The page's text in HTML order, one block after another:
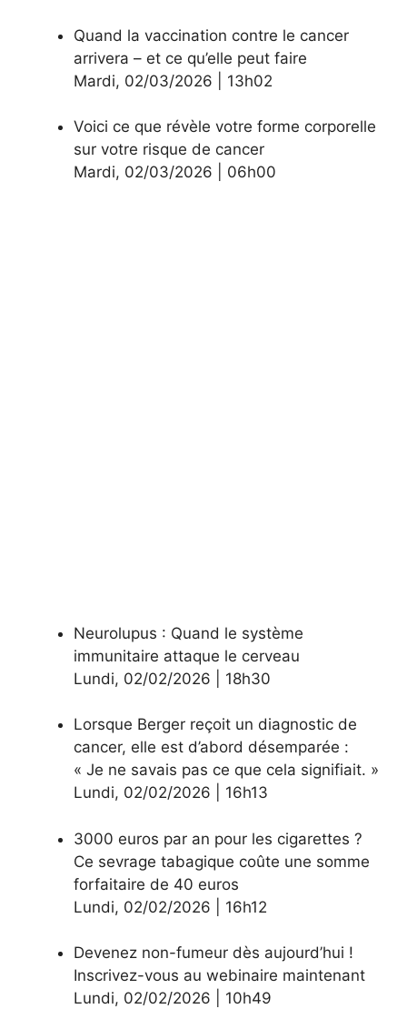
Quand la vaccination contre le cancer
arrivera – et ce qu’elle peut faire
Mardi, 02/03/2026 13h02
Voici ce que révèle votre forme corporelle
sur votre risque de cancer
Mardi, 02/03/2026 06h00
Neurolupus : Quand le système
immunitaire attaque le cerveau
Lundi, 02/02/2026 18h30
Lorsque Berger reçoit un diagnostic de
cancer, elle est d’abord désemparée :
« Je ne savais pas ce que cela signifiait. »
Lundi, 02/02/2026 16h13
3000 euros par an pour les cigarettes ?
Ce sevrage tabagique coûte une somme
forfaitaire de 40 euros
Lundi, 02/02/2026 16h12
Devenez non-fumeur dès aujourd’hui !
Inscrivez-vous au webinaire maintenant
Lundi, 02/02/2026 10h49